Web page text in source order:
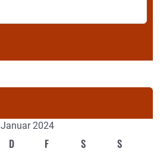
Januar 2024
D F S S